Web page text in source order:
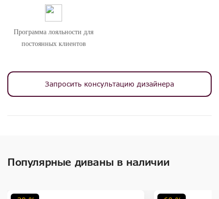
Программа лояльности для
постоянных клиентов
Запросить консультацию дизайнера
Популярные диваны в наличии